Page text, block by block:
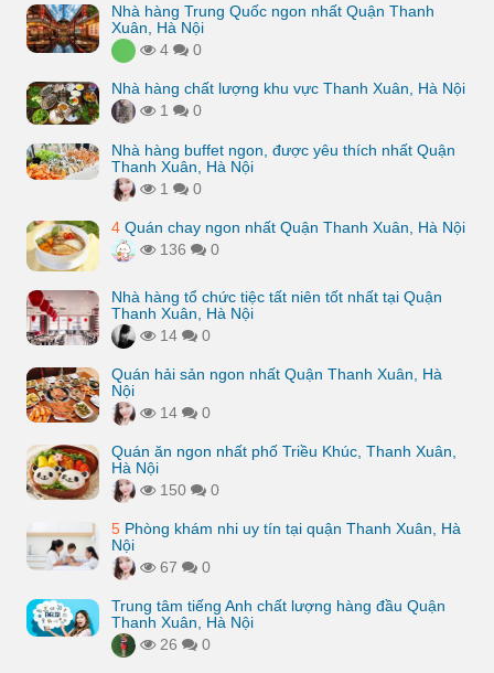
Nhà hàng Trung Quốc ngon nhất Quận Thanh
Xuân, Hà Nội
4
0
Nhà hàng chất lượng khu vực Thanh Xuân, Hà Nội
1
0
Nhà hàng buffet ngon, được yêu thích nhất Quận
Thanh Xuân, Hà Nội
1
0
4 Quán chay ngon nhất Quận Thanh Xuân, Hà Nội
136
0
Nhà hàng tổ chức tiệc tất niên tốt nhất tại Quận
Thanh Xuân, Hà Nội
14
0
Quán hải sản ngon nhất Quận Thanh Xuân, Hà
Nội
14
0
Quán ăn ngon nhất phố Triều Khúc, Thanh Xuân,
Hà Nội
150
0
5 Phòng khám nhi uy tín tại quận Thanh Xuân, Hà
Nội
67
0
Trung tâm tiếng Anh chất lượng hàng đầu Quận
Thanh Xuân, Hà Nội
26
0